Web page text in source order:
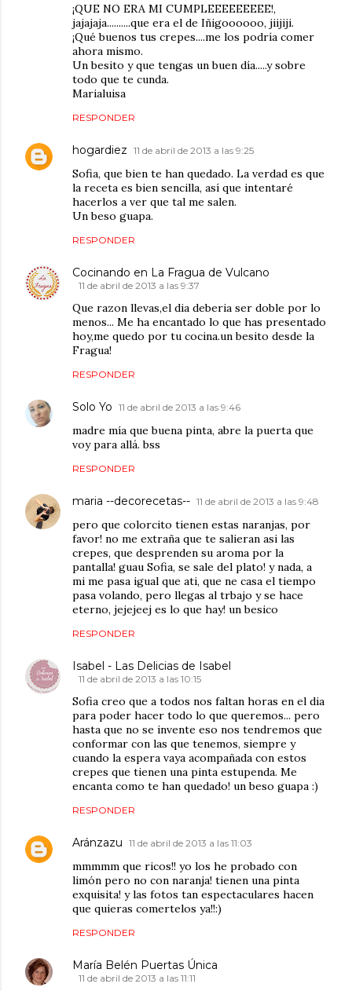
¡QUE NO ERA MI CUMPLEEEEEEEEE!,
jajajaja..........que era el de Iñigoooooo, jiijiji.
¡Qué buenos tus crepes....me los podría comer
ahora mismo.
Un besito y que tengas un buen día.....y sobre
todo que te cunda.
Marialuisa
RESPONDER
hogardiez 11 de abril de 2013 a las 9:25
Sofia, que bien te han quedado. La verdad es que
la receta es bien sencilla, así que intentaré
hacerlos a ver que tal me salen.
Un beso guapa.
RESPONDER
Cocinando en La Fragua de Vulcano
11 de abril de 2013 a las 9:37
Que razon llevas,el dia deberia ser doble por lo
menos... Me ha encantado lo que has presentado
hoy,me quedo por tu cocina.un besito desde la
Fragua!
RESPONDER
Solo Yo 11 de abril de 2013 a las 9:46
madre mía que buena pinta, abre la puerta que
voy para allá. bss
RESPONDER
maria --decorecetas-- 11 de abril de 2013 a las 9:48
pero que colorcito tienen estas naranjas, por
favor! no me extraña que te salieran asi las
crepes, que desprenden su aroma por la
pantalla! guau Sofia, se sale del plato! y nada, a
mi me pasa igual que ati, que ne casa el tiempo
pasa volando, pero llegas al trbajo y se hace
eterno, jejejeej es lo que hay! un besico
RESPONDER
Isabel - Las Delicias de Isabel
11 de abril de 2013 a las 10:15
Sofia creo que a todos nos faltan horas en el dia
para poder hacer todo lo que queremos... pero
hasta que no se invente eso nos tendremos que
conformar con las que tenemos, siempre y
cuando la espera vaya acompañada con estos
crepes que tienen una pinta estupenda. Me
encanta como te han quedado! un beso guapa :)
RESPONDER
Aránzazu 11 de abril de 2013 a las 11:03
mmmmm que ricos!! yo los he probado con
limón pero no con naranja! tienen una pinta
exquisita! y las fotos tan espectaculares hacen
que quieras comertelos ya!!:)
RESPONDER
María Belén Puertas Única
11 de abril de 2013 a las 11:11